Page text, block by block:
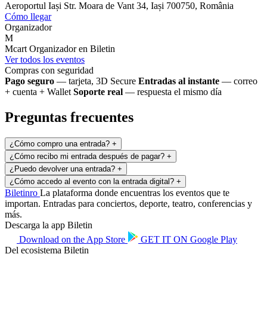
Aeroportul Iași Str. Moara de Vant 34, Iași 700750, România
Cómo llegar
Organizador
M
Mcart Organizador en Biletin
Ver todos los eventos
Compras con seguridad
Pago seguro — tarjeta, 3D Secure Entradas al instante — correo
+ cuenta + Wallet Soporte real — respuesta el mismo día
Preguntas frecuentes
¿Cómo compro una entrada? +
¿Cómo recibo mi entrada después de pagar? +
¿Puedo devolver una entrada? +
¿Cómo accedo al evento con la entrada digital? +
Biletinro La plataforma donde encuentras los eventos que te
importan. Entradas para conciertos, deporte, teatro, conferencias y
más.
Descarga la app Biletin
Download on the App Store GET IT ON Google Play
Del ecosistema Biletin